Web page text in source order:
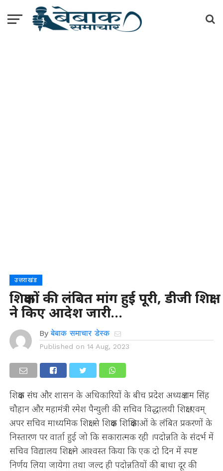
उत्तराखंड
शिक्षकों की लंबित मांग हुई पूरी, डीजी शिक्षा
ने किए आदेश जारी…
By बेबाक समाचार डेस्क
Published on 14 Aug, 2023
शिक्षक संघ और शासन के अधिकारियों के बीच प्रदेश अध्यक्ष राम सिंह
चौहान और महामंत्री रमेश पैन्युली की सचिव विद्धालयी शिक्षा एवम्
अपर सचिव माध्यमिक शिक्षा से शिक्षक शिक्षिकाओं के लंबित प्रकरणों के
निस्तारण पर वार्ता हुई जो कि सकारात्मक रही ।पदोन्नति के संदर्भ में
सचिव विद्यालय शिक्षा ने आश्वस्त किया कि एक दो दिन में स्पष्ट
निर्णय लिया जायेगा तथा जल्द ही पदोन्नतियों की बाधा दूर की